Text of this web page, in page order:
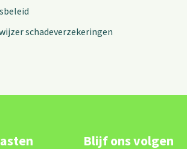
schadeverzekeringen
Blijf ons volgen